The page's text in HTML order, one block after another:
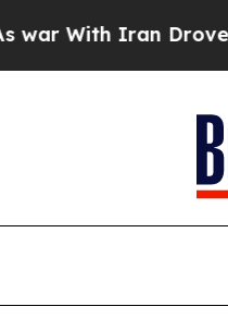
With Iran Drove oil